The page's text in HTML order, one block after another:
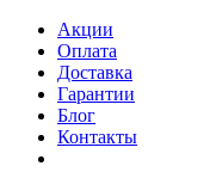
Акции
Оплата
Доставка
Гарантии
Блог
Контакты